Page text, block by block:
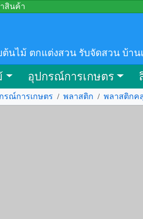
สินค้า
ต้นไม้ ตกแต่งสวน รับจัดสวน บ้า
อุปกรณ์การเกษตร
รณ์การเกษตร / พลาสติก / พลาสติกค